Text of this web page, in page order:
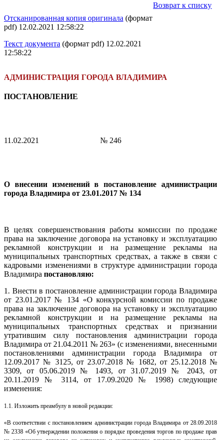
Отсканированная копия оригинала (формат
pdf) 12.02.2021 12:58:22
Текст документа (формат pdf) 12.02.2021
12:58:22
АДМИНИСТРАЦИЯ ГОРОДА ВЛАДИМИРА
ПОСТАНОВЛЕНИЕ
11.02.2021 № 246
О внесении изменений в постановление администрации
города Владимира от 23.01.2017 № 134
В целях совершенствования работы комиссии по продаже
права на заключение договора на установку и эксплуатацию
рекламной конструкции и на размещение рекламы на
муниципальных транспортных средствах, а также в связи с
кадровыми изменениями в структуре администрации города
Владимира постановляю:
1. Внести в постановление администрации города Владимира
от 23.01.2017 № 134 «О конкурсной комиссии по продаже
права на заключение договора на установку и эксплуатацию
рекламной конструкции и на размещение рекламы на
муниципальных транспортных средствах и признании
утратившим силу постановления администрации города
Владимира от 21.04.2011 № 263» (с изменениями, внесенными
постановлениями администрации города Владимира от
12.09.2017 № 3125, от 23.07.2018 № 1682, от 25.12.2018 №
3309, от 05.06.2019 № 1493, от 31.07.2019 № 2043, от
20.11.2019 № 3114, от 17.09.2020 № 1998) следующие
изменения:
1.1. Изложить преамбулу в новой редакции:
«В соответствии с постановлением администрации города Владимира от 28.09.2018
№ 2338 «Об утверждении положения о порядке проведения торгов по продаже прав
Возврат к списку